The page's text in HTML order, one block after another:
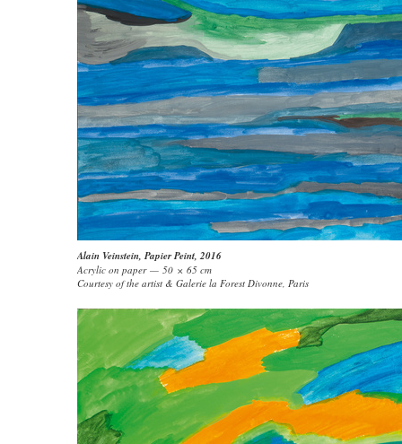
Alain Veinstein, Papier Peint, 2016
Acrylic on paper — 50 × 65 cm
Courtesy of the artist & Galerie la Forest Divonne, Paris